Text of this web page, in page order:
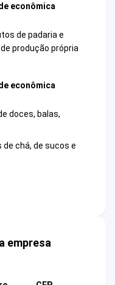
econômica
de padaria e
produção própria
econômica
doces, balas,
chá, de sucos e
empresa